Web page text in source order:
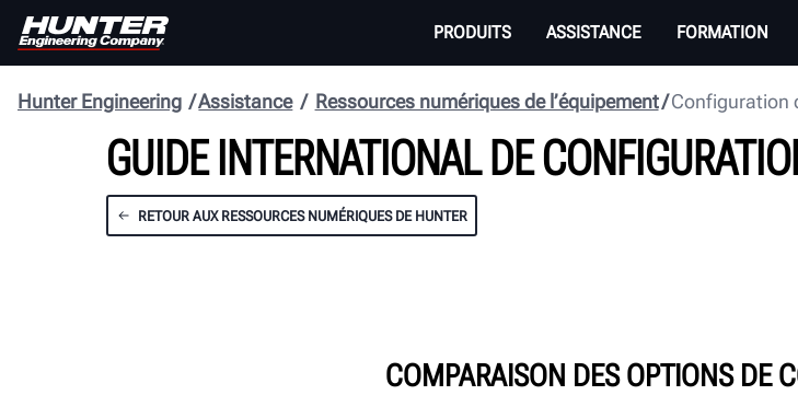
PRODUITS ASSISTANCE FORMATION
Configuration
Ressources numériques de l’équipement
Assistance
Hunter Engineering
GUIDE INTERNATIONAL DE
RETOUR AUX RESSOURCES NUMÉRIQUES DE HUNTER
COMPARAISON DES OPTIONS DE